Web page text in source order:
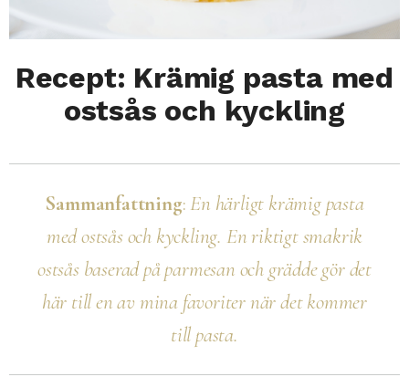
Recept: Krämig pasta med
ostsås och kyckling
Sammanfattning: En härligt krämig pasta
med ostsås och kyckling. En riktigt smakrik
ostsås baserad på parmesan och grädde gör det
här till en av mina favoriter när det kommer
till pasta.